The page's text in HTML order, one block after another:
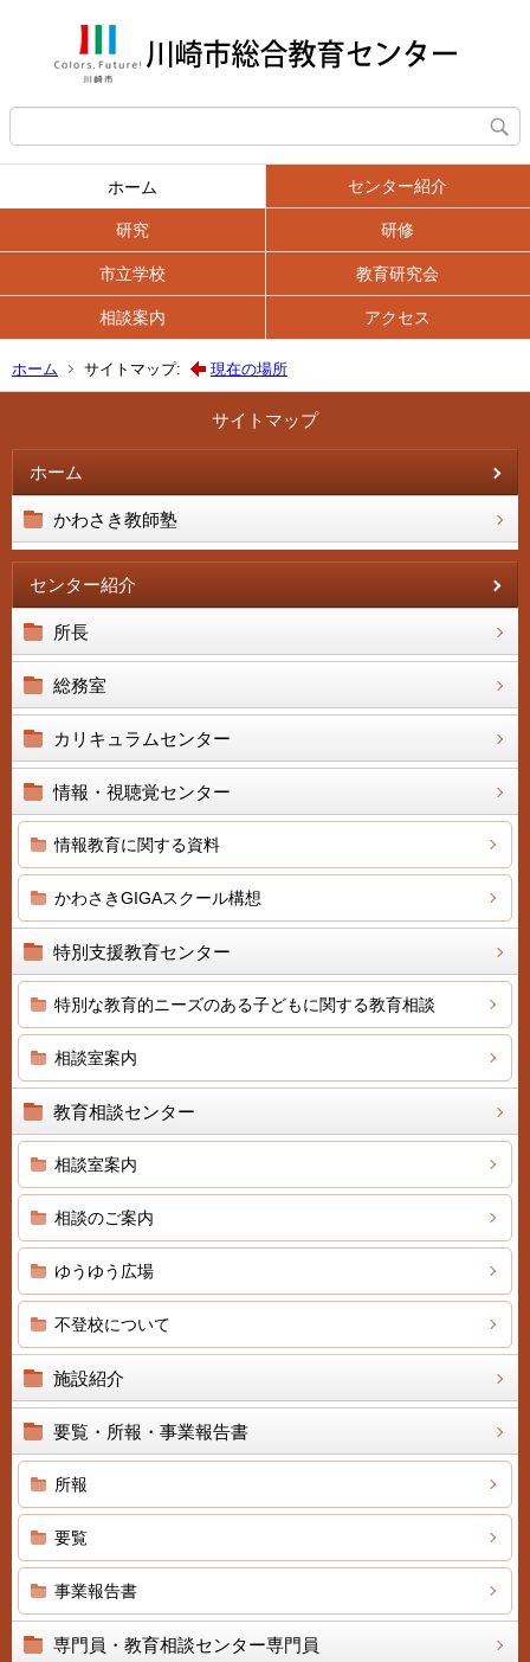
ホーム センター紹介
研究 研修
市立学校 教育研究会
相談案内 アクセス
ホーム サイトマップ: 現在の場所
サイトマップ
ホーム
かわさき教師塾
センター紹介
所長
総務室
カリキュラムセンター
情報・視聴覚センター
情報教育に関する資料
かわさきGIGAスクール構想
特別支援教育センター
特別な教育的ニーズのある子どもに関する教育相談
相談室案内
教育相談センター
相談室案内
相談のご案内
ゆうゆう広場
不登校について
施設紹介
要覧・所報・事業報告書
所報
要覧
事業報告書
専門員・教育相談センター専門員